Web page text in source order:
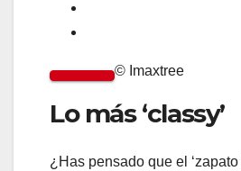
© Imaxtree
Lo más ‘classy’
¿Has pensado que el